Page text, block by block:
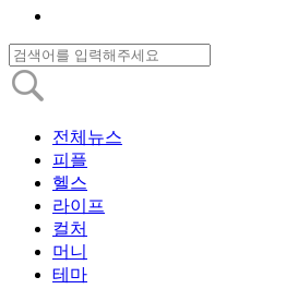
전체뉴스
피플
헬스
라이프
컬처
머니
테마